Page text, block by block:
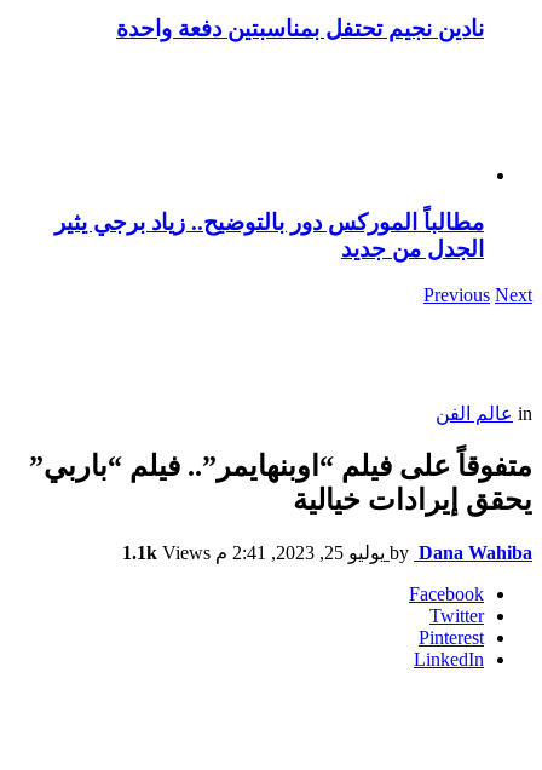
نادين نجيم تحتفل بمناسبتين دفعة واحدة
مطالباً الموركس دور بالتوضيح.. زياد برجي يثير
الجدل من جديد
Previous Next
in عالم الفن
متفوقاً على فيلم “اوبنهايمر”.. فيلم “باربي”
يحقق إيرادات خيالية
by Dana Wahiba يوليو 25, 2023, 2:41 م 1.1k Views
Facebook
Twitter
Pinterest
LinkedIn